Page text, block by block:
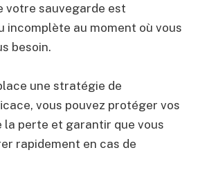
votre sauvegarde est
incomplète au moment où vous
besoin.
une stratégie de
vous pouvez protéger vos
la perte et garantir que vous
rapidement en cas de